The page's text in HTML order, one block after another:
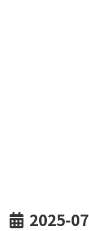
2025-07